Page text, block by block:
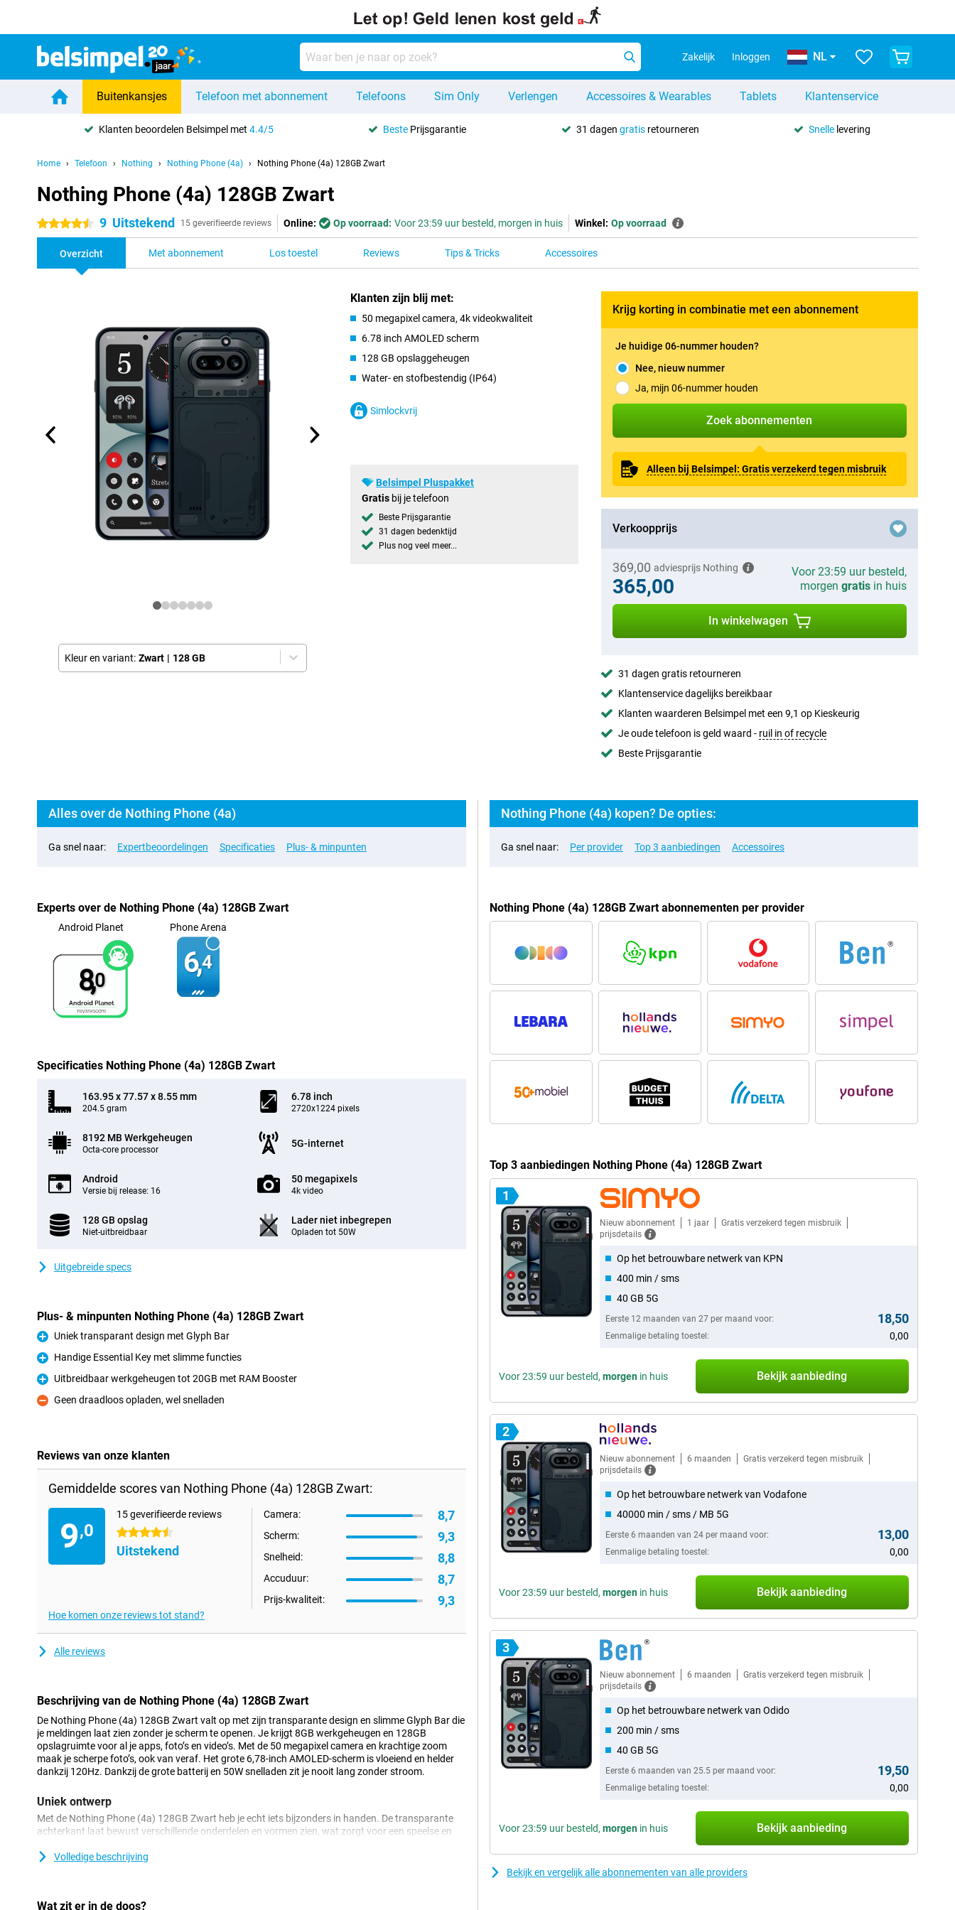
Zakelijk Inloggen NL
Buitenkansjes Telefoon met abonnement Telefoons Sim Only Verlengen Accessoires & Wearables Tablets Klantenservice
Klanten beoordelen Belsimpel met4.4/5 Beste Prijsgarantie 31 dagen gratisretourneren Snellelevering
Home Telefoon Nothing Nothing Phone (4a) Nothing Phone (4a) 128GB Zwart
Nothing Phone (4a) 128GB Zwart
4.5 sterren 9 Uitstekend 15 geverifieerde reviews Online: Op voorraad: Voor 23:59 uur besteld, morgen in huis Winkel: Op voorraad
Overzicht Met abonnement Los toestel Reviews Tips & Tricks Accessoires
Kleur en variant: Zwart | 128 GB
Klanten zijn blij met:
50 megapixel camera, 4k videokwaliteit
6.78 inch AMOLED scherm
128 GB opslaggeheugen
Water- en stofbestendig (IP64)
Simlockvrij
Belsimpel Pluspakket
Gratis bij je telefoon
Beste Prijsgarantie
31 dagen bedenktijd
Plus nog veel meer...
Krijg korting in combinatie met een abonnement
Je huidige 06-nummer houden?
Nee, nieuw nummer
Ja, mijn 06-nummer houden
Zoek abonnementen
Alleen bij Belsimpel: Gratis verzekerd tegen misbruik
Verkoopprijs
369,00 adviesprijs Nothing
365,00
Voor 23:59 uur besteld,
morgen gratisin huis
In winkelwagen
31 dagen gratis retourneren
Klantenservice dagelijks bereikbaar
Klanten waarderen Belsimpel met een 9,1 op Kieskeurig
Je oude telefoon is geld waard - ruil in of recycle
Beste Prijsgarantie
Alles over de Nothing Phone (4a)
Ga snel naar: Expertbeoordelingen Specificaties Plus- & minpunten
Experts over de Nothing Phone (4a) 128GB Zwart
Android Planet
8,0
Phone Arena
6,4
Specificaties Nothing Phone (4a) 128GB Zwart
163.95 x 77.57 x 8.55 mm
204.5 gram
6.78 inch
2720x1224 pixels
8192 MB Werkgeheugen
Octa-core processor
5G-internet
Android
Versie bij release: 16
50 megapixels
4k video
128 GB opslag
Niet-uitbreidbaar
Lader niet inbegrepen
Opladen tot 50W
Uitgebreide specs
Plus- & minpunten Nothing Phone (4a) 128GB Zwart
Pluspunt
Uniek transparant design met Glyph Bar
Pluspunt
Handige Essential Key met slimme functies
Pluspunt
Uitbreidbaar werkgeheugen tot 20GB met RAM Booster
Minpunt
Geen draadloos opladen, wel snelladen
Reviews van onze klanten
Gemiddelde scores van Nothing Phone (4a) 128GB Zwart:
9,0
15 geverifieerde reviews
4.5 sterren
Uitstekend
Camera: 8,7
Scherm: 9,3
Snelheid: 8,8
Accuduur: 8,7
Prijs-kwaliteit: 9,3
Hoe komen onze reviews tot stand?
Alle reviews
Beschrijving van de Nothing Phone (4a) 128GB Zwart
De Nothing Phone (4a) 128GB Zwart valt op met zijn transparante design en slimme Glyph Bar die
je meldingen laat zien zonder je scherm te openen. Je krijgt 8GB werkgeheugen en 128GB
opslagruimte voor al je apps, foto’s en video’s. Met de 50 megapixel camera en krachtige zoom
maak je scherpe foto’s, ook van veraf. Het grote 6,78-inch AMOLED-scherm is vloeiend en helder
dankzij 120Hz. Dankzij de grote batterij en 50W snelladen zit je nooit lang zonder stroom.
Uniek ontwerp
Met de Nothing Phone (4a) 128GB Zwart heb je echt iets bijzonders in handen. De transparante
achterkant laat bewust verschillende onderdelen en vormen zien, wat zorgt voor een speelse en
smartphone, maar een model waarmee je laat zien dat je durft te kiezen voor iets anders. Zo
Glyph Bar
Volledige beschrijving
Wat zit er in de doos?
Nothing Phone (4a) kopen? De opties:
Ga snel naar: Per provider Top 3 aanbiedingen Accessoires
Nothing Phone (4a) 128GB Zwart abonnementen per provider
Top 3 aanbiedingen Nothing Phone (4a) 128GB Zwart
1
Nieuw abonnement 1 jaar
Gratis verzekerd tegen misbruik
prijsdetails
Op het betrouwbare netwerk van KPN
400 min / sms
40 GB 5G
Eerste 12 maanden van 27 per maand voor: 18,50
Eenmalige betaling toestel: 0,00
Voor 23:59 uur besteld, morgen in huis Bekijk aanbieding
2
Nieuw abonnement 6 maanden
Gratis verzekerd tegen misbruik
prijsdetails
Op het betrouwbare netwerk van Vodafone
40000 min / sms / MB 5G
Eerste 6 maanden van 24 per maand voor: 13,00
Eenmalige betaling toestel: 0,00
Voor 23:59 uur besteld, morgen in huis Bekijk aanbieding
3
Nieuw abonnement 6 maanden
Gratis verzekerd tegen misbruik
prijsdetails
Op het betrouwbare netwerk van Odido
200 min / sms
40 GB 5G
Eerste 6 maanden van 25.5 per maand voor: 19,50
Eenmalige betaling toestel: 0,00
Voor 23:59 uur besteld, morgen in huis Bekijk aanbieding
Bekijk en vergelijk alle abonnementen van alle providers